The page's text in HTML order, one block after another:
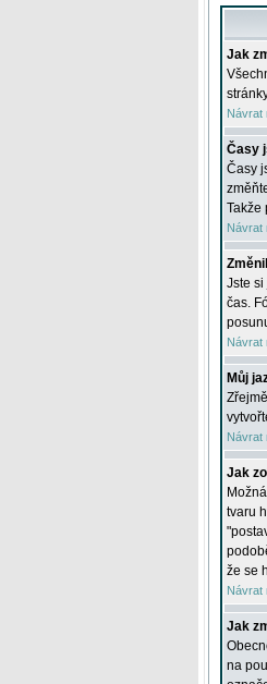
Jak
Návrat
Časy
Časy
Takže
Návrat
Jste
čas.
Návrat
Můj
Návrat
Jak
tvaru
že se
Návrat
Jak
na